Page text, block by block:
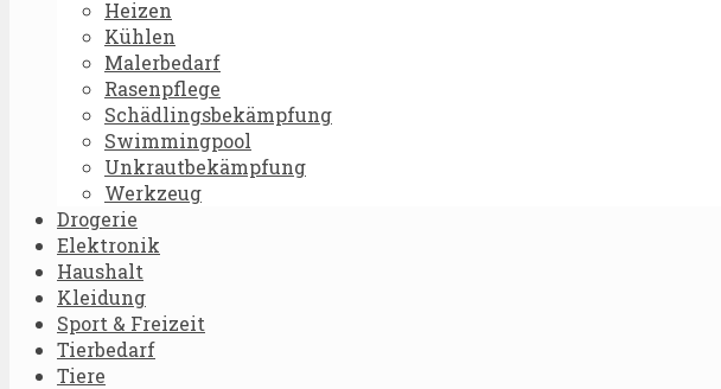
Heizen
Kühlen
Malerbedarf
Rasenpflege
Schädlingsbekämpfung
Swimmingpool
Unkrautbekämpfung
Werkzeug
Drogerie
Elektronik
Haushalt
Kleidung
Sport & Freizeit
Tierbedarf
Tiere